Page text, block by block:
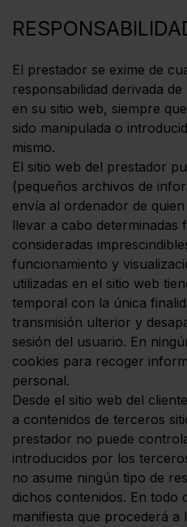
El prestador se exime de
responsabilidad derivada
en su sitio web, siempre
sido manipulada o
mismo.
El sitio web del prestador
(pequeños archivos de
envía al ordenador de
llevar a cabo determinadas
consideradas
funcionamiento y
utilizadas en el sitio web
temporal con la única
transmisión ulterior y
sesión del usuario. En
cookies para recoger
personal.
Desde el sitio web del
a contenidos de terceros
prestador no puede
introducidos por los
no asume ningún tipo de
dichos contenidos. En todo
manifiesta que procederá a